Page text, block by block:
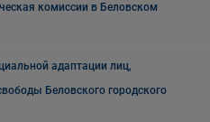
комиссии в Беловском
адаптации лиц,
Беловского городского